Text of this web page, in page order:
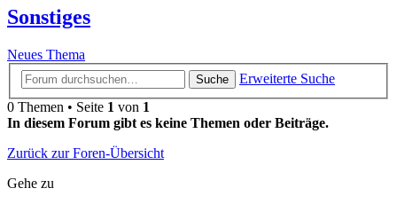
Sonstiges
Neues Thema
Suche
Erweiterte Suche
0 Themen • Seite 1 von 1
In diesem Forum gibt es keine Themen oder Beiträge.
Zurück zur Foren-Übersicht
Gehe zu